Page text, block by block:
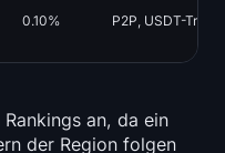
0.10% P2P, USDT-
an, da ein
der Region folgen